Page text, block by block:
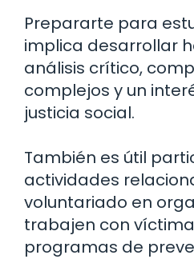
Prepararte para
implica desarrollar
análisis crítico,
complejos y un
justicia social.
También es útil
actividades
voluntariado en
trabajen con
programas de